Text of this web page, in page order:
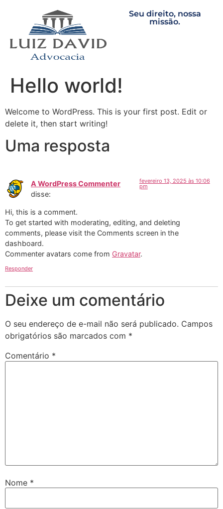
Seu direito, nossa
missão.
Hello world!
Welcome to WordPress. This is your first post. Edit or
delete it, then start writing!
Uma resposta
A WordPress Commenter
disse:
fevereiro 13, 2025 às 10:06
pm
Hi, this is a comment.
To get started with moderating, editing, and deleting
comments, please visit the Comments screen in the
dashboard.
Commenter avatars come from Gravatar.
Responder
Deixe um comentário
O seu endereço de e-mail não será publicado. Campos
obrigatórios são marcados com *
Comentário *
Nome *